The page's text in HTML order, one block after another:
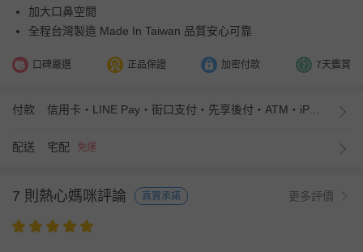
加大口鼻空間
全程台灣製造 Made In Taiwan 品質安心可靠
口碑嚴選 正品保證 加密付款 7天鑑賞
付款 信用卡・LINE Pay・街口支付・先享後付・ATM・iPASS MONEY
配送 宅配 免運
7 則熱心媽咪評論 真實承諾 更多評價